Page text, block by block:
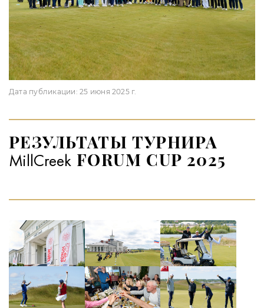
Дата публикации:25 июня 2025 г.
РЕЗУЛЬТАТЫ ТУРНИРА
MillCreek FORUM CUP 2025